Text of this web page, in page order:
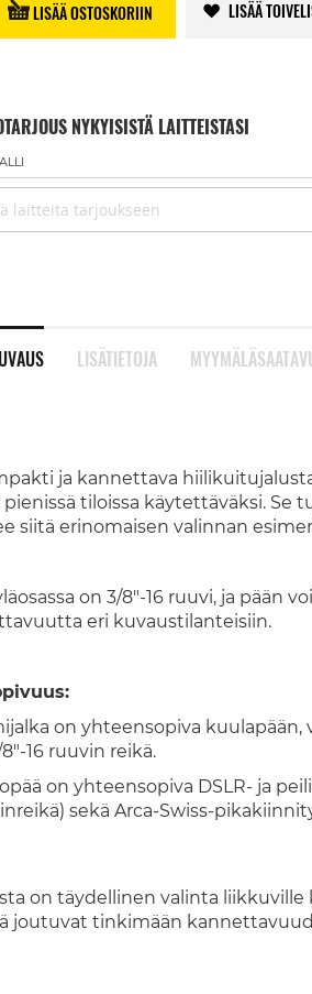
LISÄÄ OSTOSKORIIN LISÄÄ
NYKYISISTÄ LAITTEISTASI
ja kannettava
tiloissa käytettäväksi. Se
siitä erinomaisen valinnan
on 3/8"-16 ruuvi, ja pään
eri kuvaustilanteisiin.
on yhteensopiva kuulapään,
16 ruuvin reikä.
on yhteensopiva DSLR- ja
sekä Arca-Swiss-
on täydellinen valinta
joutuvat tinkimään
LISÄTIETOJA